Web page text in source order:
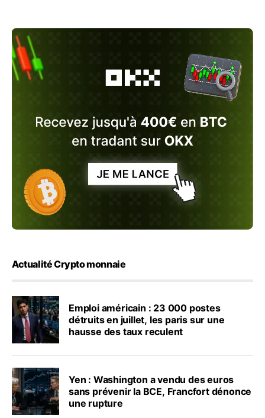
Actualité Crypto monnaie
Emploi américain : 23 000 postes
détruits en juillet, les paris sur une
hausse des taux reculent
Yen : Washington a vendu des euros
sans prévenir la BCE, Francfort dénonce
une rupture